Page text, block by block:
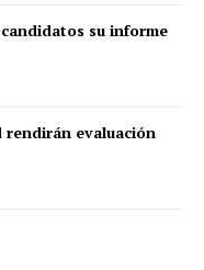
su informe
rendirán evaluación